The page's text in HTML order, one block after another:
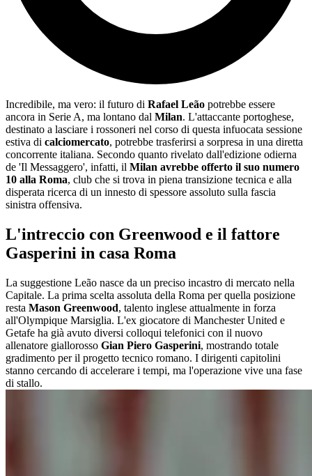
Incredibile, ma vero: il futuro di Rafael Leão potrebbe essere
ancora in Serie A, ma lontano dal Milan. L'attaccante portoghese,
destinato a lasciare i rossoneri nel corso di questa infuocata sessione
estiva di calciomercato, potrebbe trasferirsi a sorpresa in una diretta
concorrente italiana. Secondo quanto rivelato dall'edizione odierna
de 'Il Messaggero', infatti, il Milan avrebbe offerto il suo numero
10 alla Roma, club che si trova in piena transizione tecnica e alla
disperata ricerca di un innesto di spessore assoluto sulla fascia
sinistra offensiva.
L'intreccio con Greenwood e il fattore
Gasperini in casa Roma
La suggestione Leão nasce da un preciso incastro di mercato nella
Capitale. La prima scelta assoluta della Roma per quella posizione
resta Mason Greenwood, talento inglese attualmente in forza
all'Olympique Marsiglia. L'ex giocatore di Manchester United e
Getafe ha già avuto diversi colloqui telefonici con il nuovo
allenatore giallorosso Gian Piero Gasperini, mostrando totale
gradimento per il progetto tecnico romano. I dirigenti capitolini
stanno cercando di accelerare i tempi, ma l'operazione vive una fase
di stallo.